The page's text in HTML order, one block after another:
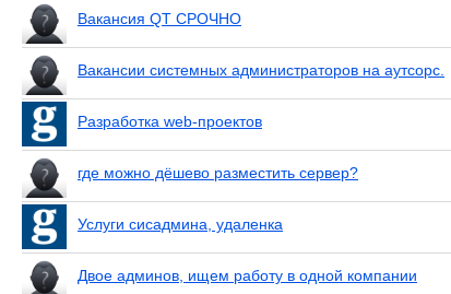
Вакансия QT СРОЧНО
Вакансии системных администраторов на аутсорс.
Разработка web-проектов
где можно дёшево разместить сервер?
Услуги сисадмина, удаленка
Двое админов, ищем работу в одной компании